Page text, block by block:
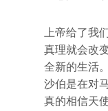
上帝给了我
真理就会改
全新的生活
沙伯是在对
真的相信天